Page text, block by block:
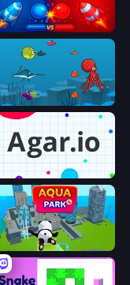
Color Zone
Fish Eat Fishes
Agar.io
Aquapark.io